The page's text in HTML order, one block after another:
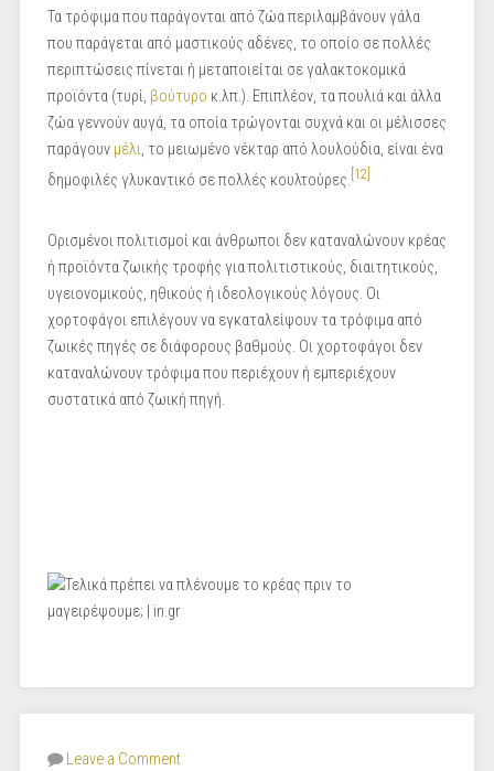
Τα τρόφιμα που παράγονται από ζώα περιλαμβάνουν γάλα
που παράγεται από μαστικούς αδένες, το οποίο σε πολλές
περιπτώσεις πίνεται ή μεταποιείται σε γαλακτοκομικά
προϊόντα (τυρί, βούτυρο κ.λπ.). Επιπλέον, τα πουλιά και άλλα
ζώα γεννούν αυγά, τα οποία τρώγονται συχνά και οι μέλισσες
παράγουν μέλι, το μειωμένο νέκταρ από λουλούδια, είναι ένα
δημοφιλές γλυκαντικό σε πολλές κουλτούρες. [12]
Ορισμένοι πολιτισμοί και άνθρωποι δεν καταναλώνουν κρέας
ή προϊόντα ζωικής τροφής για πολιτιστικούς, διαιτητικούς,
υγειονομικούς, ηθικούς ή ιδεολογικούς λόγους. Οι
χορτοφάγοι επιλέγουν να εγκαταλείψουν τα τρόφιμα από
ζωικές πηγές σε διάφορους βαθμούς. Οι χορτοφάγοι δεν
καταναλώνουν τρόφιμα που περιέχουν ή εμπεριέχουν
συστατικά από ζωική πηγή.
Leave a Comment